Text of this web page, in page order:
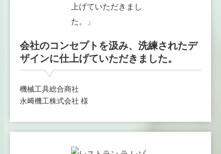
会社のコンセプトを汲み、洗練されたデ
ザインに仕上げていただきました。
機械工具総合商社
永﨑機工株式会社 様